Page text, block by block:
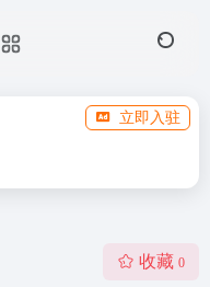
立即入驻
收藏 0